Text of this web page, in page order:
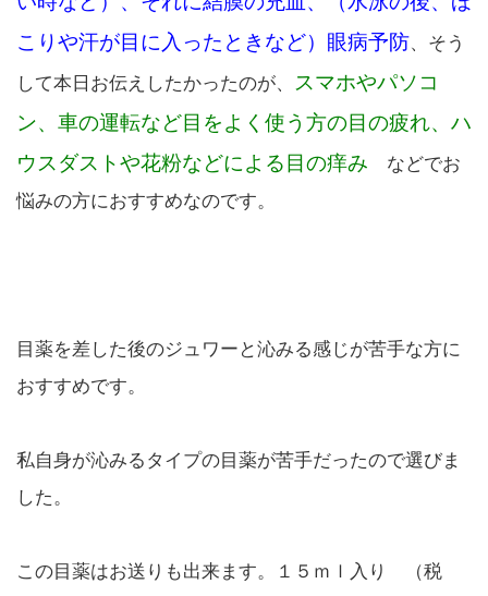
こりや汗が目に入ったときなど）眼病予防、そう
して本日お伝えしたかったのが、
スマホやパソコ
ン、車の運転など目をよく使う方の目の疲れ、ハ
ウスダストや花粉などによる目の痒み などでお
悩みの方におすすめなのです。
目薬を差した後のジュワーと沁みる感じが苦手な方に
おすすめです。
私自身が沁みるタイプの目薬が苦手だったので選びま
した。
この目薬はお送りも出来ます。１５ｍｌ入り （税